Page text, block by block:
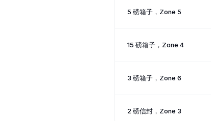
5 磅箱子，Zone 5
15 磅箱子，Zone 4
3 磅箱子，Zone 6
2 磅信封，Zone 3